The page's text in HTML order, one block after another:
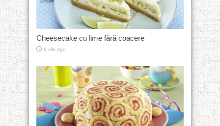
Cheesecake cu lime fără coacere
9 zile ago